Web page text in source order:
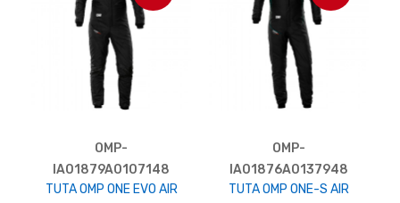
OMP-
IA01879A0107148
TUTA OMP ONE EVO AIR
OMP-
IA01876A0137948
TUTA OMP ONE-S AIR